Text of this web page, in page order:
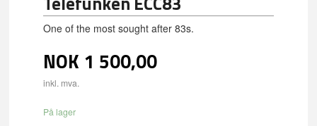
One of the most sought after 83s.
NOK 1 500,00
inkl. mva.
På lager